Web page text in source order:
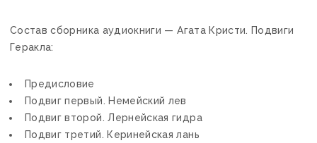
Состав сборника аудиокниги — Агата Кристи. Подвиги
Геракла:
Предисловие
Подвиг первый. Немейский лев
Подвиг второй. Лернейская гидра
Подвиг третий. Керинейская лань